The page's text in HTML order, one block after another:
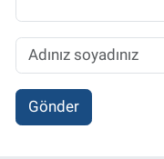
Gönder